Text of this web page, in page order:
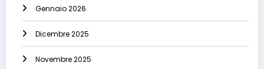
Gennaio 2026
Dicembre 2025
Novembre 2025